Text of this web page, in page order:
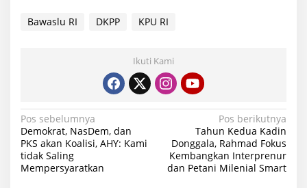
Bawaslu RI DKPP KPU RI
Ikuti Kami
Navigasi
pos
Pos sebelumnya
Demokrat, NasDem, dan
PKS akan Koalisi, AHY: Kami
tidak Saling
Mempersyaratkan
Pos berikutnya
Tahun Kedua Kadin
Donggala, Rahmad Fokus
Kembangkan Interprenur
dan Petani Milenial Smart